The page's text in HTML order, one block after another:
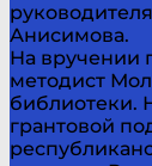
Анисимова.
На вручении
методист
библиотеки.
грантовой